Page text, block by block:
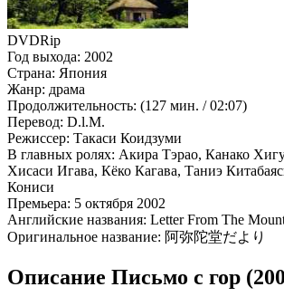
DVDRip
Год выхода: 2002
Страна: Япония
Жанр: драма
Продолжительность: (127 мин. / 02:07)
Перевод: D.l.M.
Режиссер: Такаси Коидзуми
В главных ролях: Акира Тэрао, Канако
Хисаси Игава, Кёко Кагава, Таниэ
Кониси
Премьера: 5 октября 2002
Английские названия: Letter From The
Оригинальное название: 阿弥陀堂だより
Описание Письмо с гор